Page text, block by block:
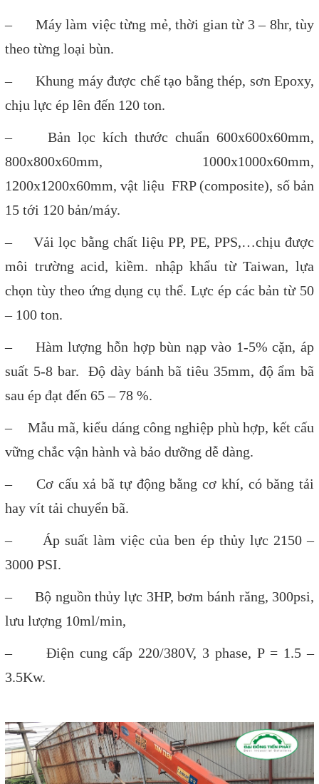
– Máy làm việc từng mẻ, thời gian từ 3 – 8hr, tùy
theo từng loại bùn.
– Khung máy được chế tạo bằng thép, sơn Epoxy,
chịu lực ép lên đến 120 ton.
– Bản lọc kích thước chuẩn 600x600x60mm,
800x800x60mm, 1000x1000x60mm,
1200x1200x60mm, vật liệu FRP (composite), số bản
15 tới 120 bản/máy.
– Vải lọc bằng chất liệu PP, PE, PPS,…chịu được
môi trường acid, kiềm. nhập khẩu từ Taiwan, lựa
chọn tùy theo ứng dụng cụ thể. Lực ép các bản từ 50
– 100 ton.
– Hàm lượng hỗn hợp bùn nạp vào 1-5% cặn, áp
suất 5-8 bar. Độ dày bánh bã tiêu 35mm, độ ẩm bã
sau ép đạt đến 65 – 78 %.
– Mẫu mã, kiểu dáng công nghiệp phù hợp, kết cấu
vững chắc vận hành và bảo dưỡng dễ dàng.
– Cơ cấu xả bã tự động bằng cơ khí, có băng tải
hay vít tải chuyển bã.
– Áp suất làm việc của ben ép thủy lực 2150 –
3000 PSI.
– Bộ nguồn thủy lực 3HP, bơm bánh răng, 300psi,
lưu lượng 10ml/min,
– Điện cung cấp 220/380V, 3 phase, P = 1.5 –
3.5Kw.